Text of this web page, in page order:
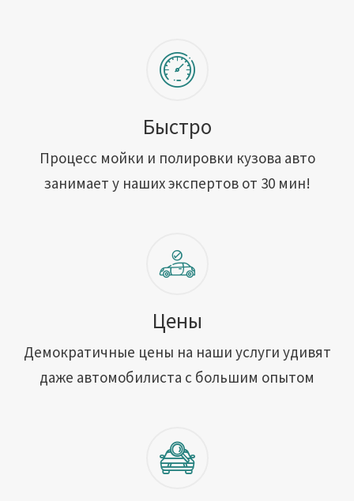
Быстро
Процесс мойки и полировки кузова авто
занимает у наших экспертов от 30 мин!
Цены
Демократичные цены на наши услуги удивят
даже автомобилиста с большим опытом